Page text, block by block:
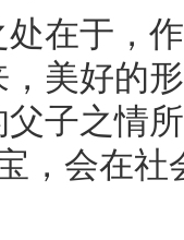
在于，
美好的
子之情
，会在